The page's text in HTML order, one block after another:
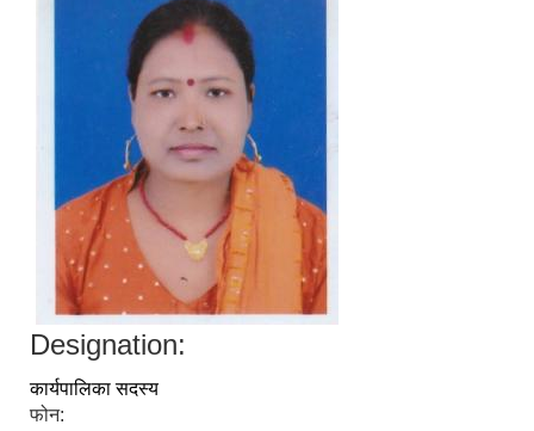
Designation:
कार्यपालिका सदस्य
फोन: